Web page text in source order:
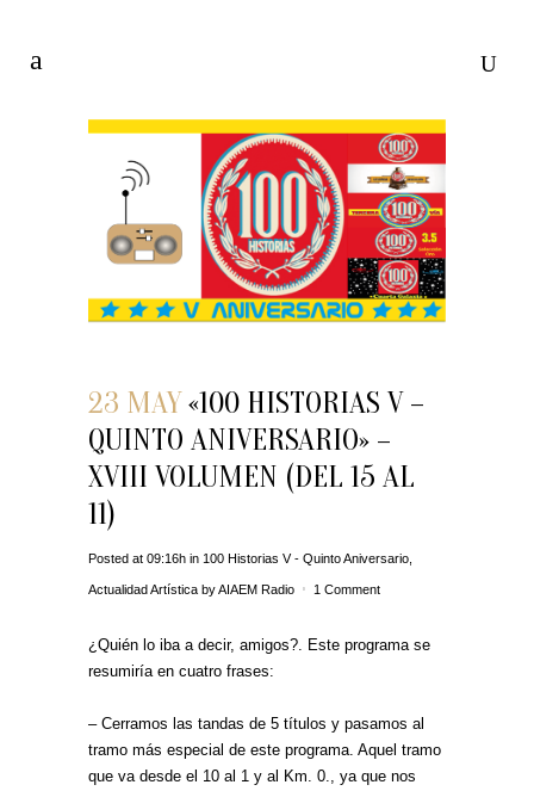
23 MAY«100 HISTORIAS V –
QUINTO ANIVERSARIO» –
XVIII VOLUMEN (DEL 15 AL
11)
Posted at 09:16h in 100 Historias V - Quinto Aniversario
Actualidad Artística byAIAEM Radio 1 Comment
¿Quién lo iba a decir, amigos?. Este programa se
resumiría en cuatro frases:
– Cerramos las tandas de 5 títulos y pasamos al
tramo más especial de este programa. Aquel tramo
que va desde el 10 al 1 y al Km. 0., ya que nos